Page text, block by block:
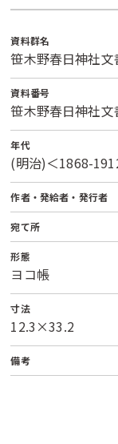
資料群名
笹木野春日神社文
資料番号
笹木野春日神社
年代
(明治)＜1868-
作者・発給者・発行者
宛て所
形態
ヨコ帳
寸法
12.3×33.2
備考